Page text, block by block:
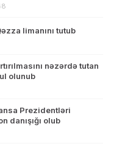
limanını tutub
nəzərdə tutan
olunub
Prezidentləri
danışığı olub